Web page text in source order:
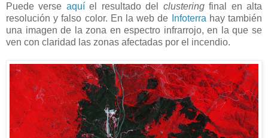
Puede verse aquíel resultado del clusteringfinal en alta
resolución y falso color. En la web de
Infoterra hay también
una imagen de la zona en espectro infrarrojo, en la que se
ven con claridad las zonas afectadas por el incendio.